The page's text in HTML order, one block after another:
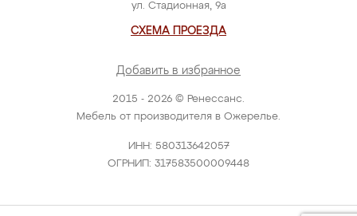
2015 - 2026 © Ренессанс.
Мебель от производителя в Ожерелье.
ИНН: 580313642057
ОГРНИП: 317583500009448
ул. Стадионная, 9а
СХЕМА ПРОЕЗДА
Добавить в избранное